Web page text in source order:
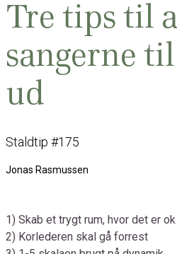
Tre tips til
sangerne
ud
Staldtip #175
Jonas Rasmussen
1) Skab et trygt rum, hvor det er
2) Korlederen skal gå forrest